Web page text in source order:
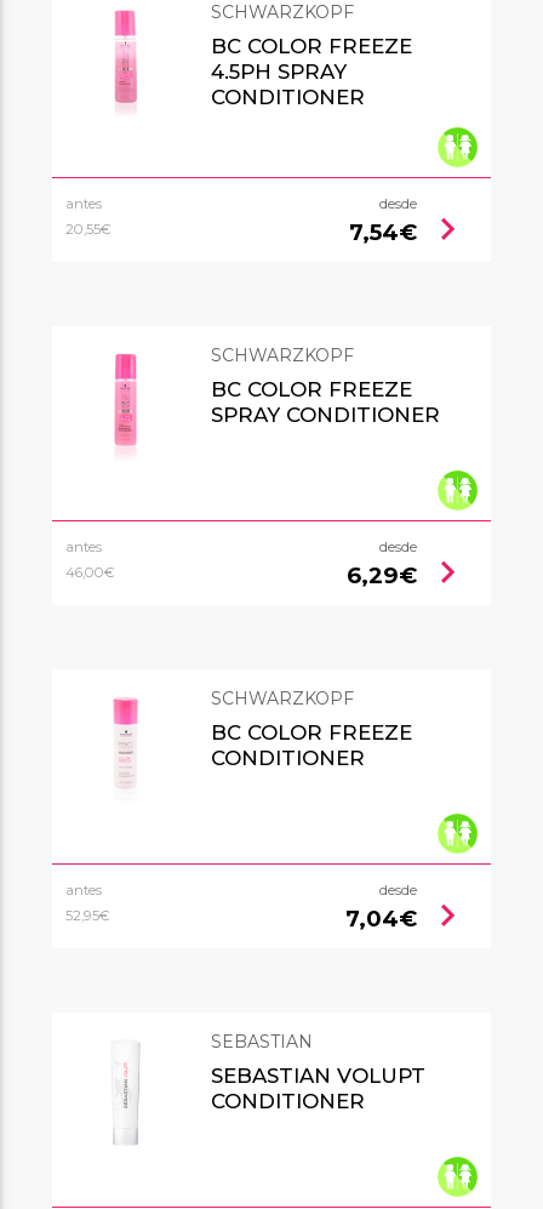
SCHWARZKOPF
BC COLOR FREEZE
4.5PH SPRAY
CONDITIONER
antes
20,55€
desde
7,54€ chevron_right
SCHWARZKOPF
BC COLOR FREEZE
SPRAY CONDITIONER
antes
46,00€
desde
6,29€ chevron_right
SCHWARZKOPF
BC COLOR FREEZE
CONDITIONER
antes
52,95€
desde
7,04€ chevron_right
SEBASTIAN
SEBASTIAN VOLUPT
CONDITIONER